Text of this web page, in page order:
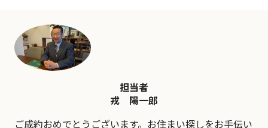
担当者
戎 陽一郎
ご成約おめでとうございます。お住まい探しをお手伝い